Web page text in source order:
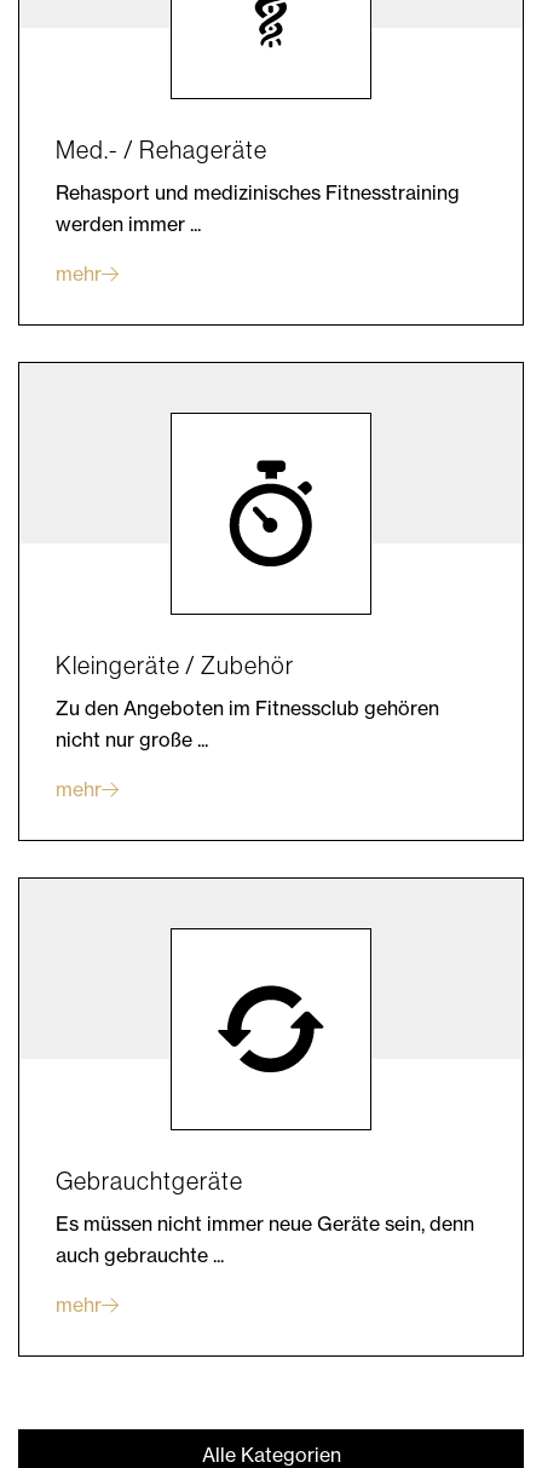
Med.- / Rehageräte
Rehasport und medizinisches Fitnesstraining
werden immer ...
mehr
Kleingeräte / Zubehör
Zu den Angeboten im Fitnessclub gehören
nicht nur große ...
mehr
Gebrauchtgeräte
Es müssen nicht immer neue Geräte sein, denn
auch gebrauchte ...
mehr
Alle Kategorien